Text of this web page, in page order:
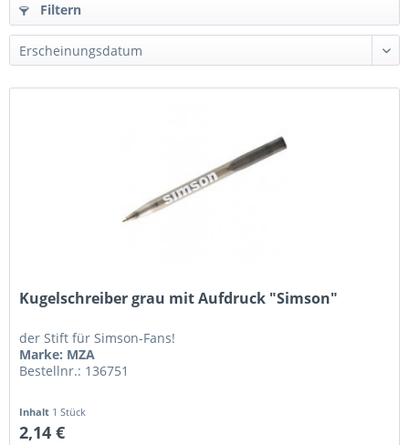
Filtern
Kugelschreiber grau mit Aufdruck "Simson"
der Stift für Simson-Fans!
Marke: MZA
Bestellnr.: 136751
Inhalt 1 Stück
2,14 €